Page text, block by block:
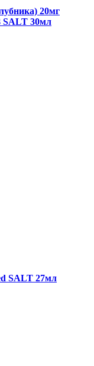
20мг
30мл
SALT 27мл